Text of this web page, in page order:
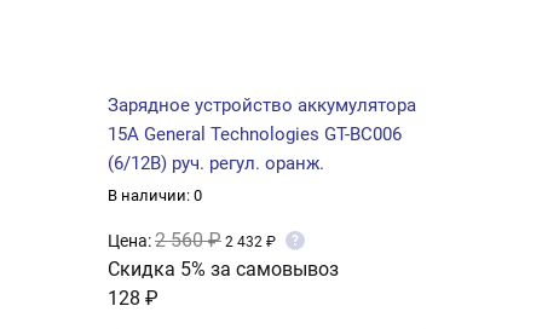
Зарядное устройство аккумулятора
15А General Technologies GT-BC006
(6/12B) руч. регул. оранж.
В наличии: 0
Цена:2 560 ₽ 2 432 ₽ ?
Скидка 5% за самовывоз
128 ₽